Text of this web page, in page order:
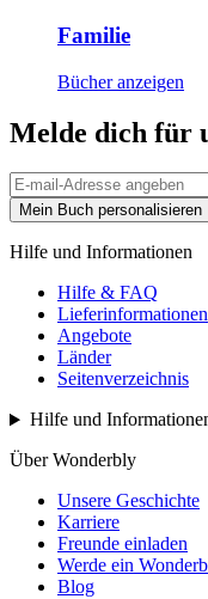
Familie
Bücher anzeigen
Melde dich für
Mein Buch personalisieren
Hilfe und Informationen
Hilfe & FAQ
Lieferinformationen
Angebote
Länder
Seitenverzeichnis
Hilfe und
Über Wonderbly
Unsere Geschichte
Karriere
Freunde einladen
Werde ein
Blog